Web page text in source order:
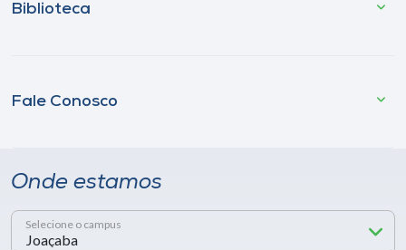
Biblioteca
Fale Conosco
Onde estamos
Selecione o campus